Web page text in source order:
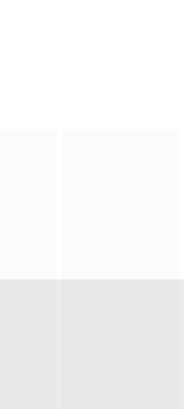
喜欢你，哲学和生物学意义上的